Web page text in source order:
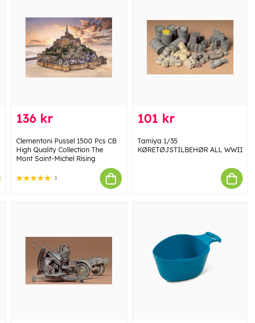
136 kr
Clementoni Pussel 1500 Pcs CB
High Quality Collection The
Mont Saint-Michel Rising
1
101 kr
Tamiya 1/35
KØRETØJSTILBEHØR ALL WWII